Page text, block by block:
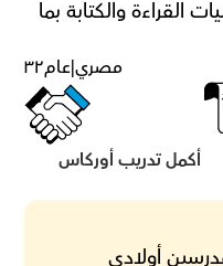
٣٢عام|مصري
أكمل تدريب أوركاس